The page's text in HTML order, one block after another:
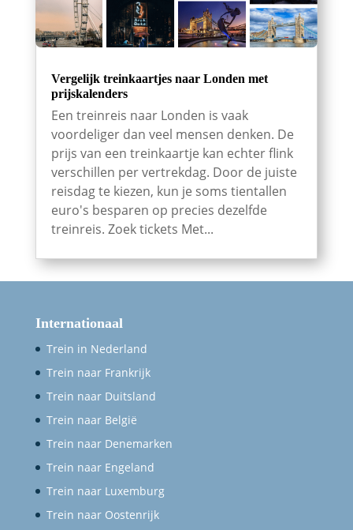
Vergelijk treinkaartjes naar Londen met
prijskalenders
Een treinreis naar Londen is vaak
voordeliger dan veel mensen denken. De
prijs van een treinkaartje kan echter flink
verschillen per vertrekdag. Door de juiste
reisdag te kiezen, kun je soms tientallen
euro's besparen op precies dezelfde
treinreis. Zoek tickets Met...
Internationaal
Trein in Nederland
Trein naar Frankrijk
Trein naar Duitsland
Trein naar België
Trein naar Denemarken
Trein naar Engeland
Trein naar Luxemburg
Trein naar Oostenrijk